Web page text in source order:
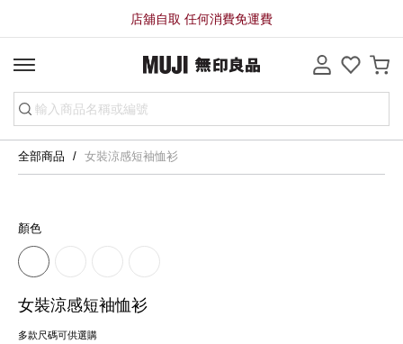
店舖自取 任何消費免運費
全部商品 女裝涼感短袖恤衫
顏色
女裝涼感短袖恤衫
多款尺碼可供選購